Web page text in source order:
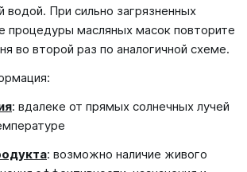
водой. При сильно загрязненных
процедуры масляных масок повторите
во второй раз по аналогичной схеме.
: вдалеке от прямых солнечных лучей
: возможно наличие живого